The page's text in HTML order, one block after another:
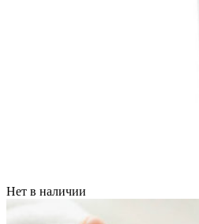
Нет в наличии